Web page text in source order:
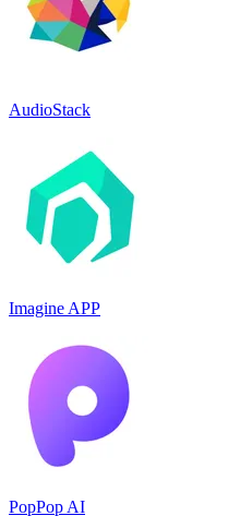
AudioStack
Imagine APP
PopPop AI